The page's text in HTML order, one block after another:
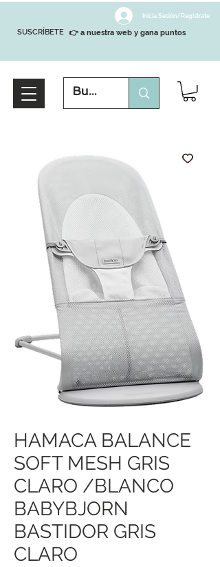
SUSCRÍBETE
Inicia Sesión/Regístrate
👉 a nuestra web y gana puntos
HAMACA BALANCE
SOFT MESH GRIS
CLARO /BLANCO
BABYBJORN
BASTIDOR GRIS
CLARO